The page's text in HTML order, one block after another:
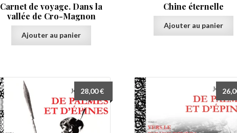
Carnet de voyage. Dans la
vallée de Cro-Magnon
Ajouter au panier
Chine éternelle
Ajouter au panier
28,00€